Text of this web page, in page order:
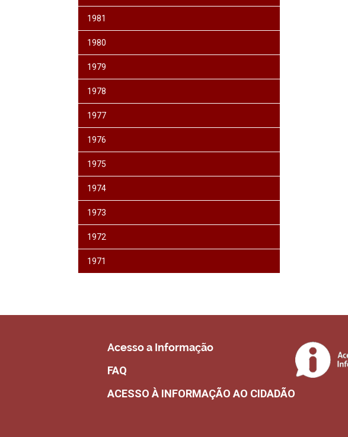
1981
1980
1979
1978
1977
1976
1975
1974
1973
1972
1971
Acesso a Informação
FAQ
ACESSO À INFORMAÇÃO AO CIDADÃO